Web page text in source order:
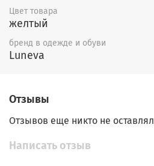
Цвет товара
желтый
бренд в одежде и обуви
Luneva
Отзывы
Отзывов еще никто не оставлял
Написать отзыв